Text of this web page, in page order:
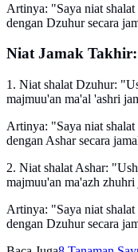
Artinya: "Saya niat
dengan Dzuhur secara
Niat Jamak Takhir:
1. Niat shalat Dzuhur:
majmuu'an ma'al 'ashri
Artinya: "Saya niat
dengan Ashar secara
2. Niat shalat Ashar:
majmuu'an ma'azh
Artinya: "Saya niat
dengan Dzuhur secara